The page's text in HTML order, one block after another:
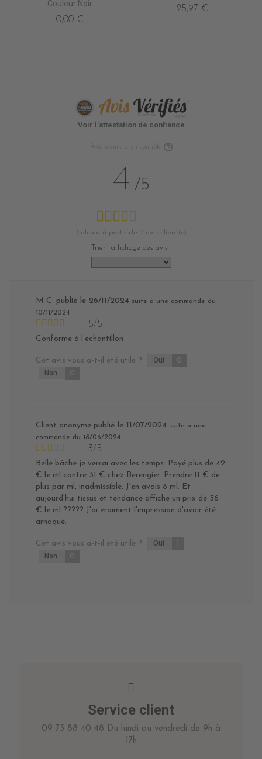
Couleur Noir
0,00 €
25,97 €
Voir l'attestation de confiance
Avis soumis à un contrôle
4 /5
Calculé à partir de 2 avis client(s)
Trier l'affichage des avis :
M C. publié le 26/11/2024 suite à une commande du
10/11/2024
5/5
Conforme à l’échantillon
Cet avis vous a-t-il été utile ? Oui 0
Non 0
Client anonyme publié le 11/07/2024 suite à une
commande du 18/06/2024
3/5
Belle bâche je verrai avec les temps. Payé plus de 42
€ le ml contre 31 € chez Berengier. Prendre 11 € de
plus par ml, inadmissible. J'en avais 8 ml. Et
aujourd'hui tissus et tendance affiche un prix de 36
€ le ml ????? J'ai vraiment l'impression d'avoir été
arnaqué.
Cet avis vous a-t-il été utile ? Oui
Non 0
Service client
09 73 88 40 48 Du lundi au vendredi de 9h à
17h